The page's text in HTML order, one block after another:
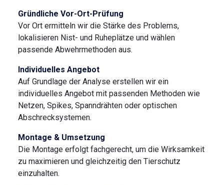
Gründliche Vor-Ort-Prüfung
Vor Ort ermitteln wir die Stärke des Problems,
lokalisieren Nist- und Ruheplätze und wählen
passende Abwehrmethoden aus.
Individuelles Angebot
Auf Grundlage der Analyse erstellen wir ein
individuelles Angebot mit passenden Methoden wie
Netzen, Spikes, Spanndrähten oder optischen
Abschrecksystemen.
Montage & Umsetzung
Die Montage erfolgt fachgerecht, um die Wirksamkeit
zu maximieren und gleichzeitig den Tierschutz
einzuhalten.